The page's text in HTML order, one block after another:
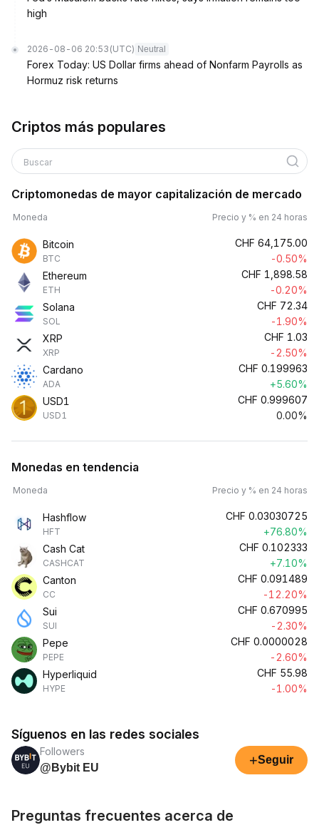
high
2026-08-06 20:53 (UTC) Neutral
Forex Today: US Dollar firms ahead of Nonfarm Payrolls as
Hormuz risk returns
Criptos más populares
Buscar
Criptomonedas de mayor capitalización de mercado
Moneda Precio y % en 24 horas
Bitcoin
BTC
CHF 64,175.00
-0.50%
Ethereum
ETH
CHF 1,898.58
-0.20%
Solana
SOL
CHF 72.34
-1.90%
XRP
XRP
CHF 1.03
-2.50%
Cardano
ADA
CHF 0.199963
+5.60%
USD1
USD1
CHF 0.999607
0.00%
Monedas en tendencia
Moneda Precio y % en 24 horas
Hashflow
HFT
CHF 0.03030725
+76.80%
Cash Cat
CASHCAT
CHF 0.102333
+7.10%
Canton
CC
CHF 0.091489
-12.20%
Sui
SUI
CHF 0.670995
-2.30%
Pepe
PEPE
CHF 0.0000028
-2.60%
Hyperliquid
HYPE
CHF 55.98
-1.00%
Síguenos en las redes sociales
Followers
@Bybit EU
+Seguir
Preguntas frecuentes acerca de